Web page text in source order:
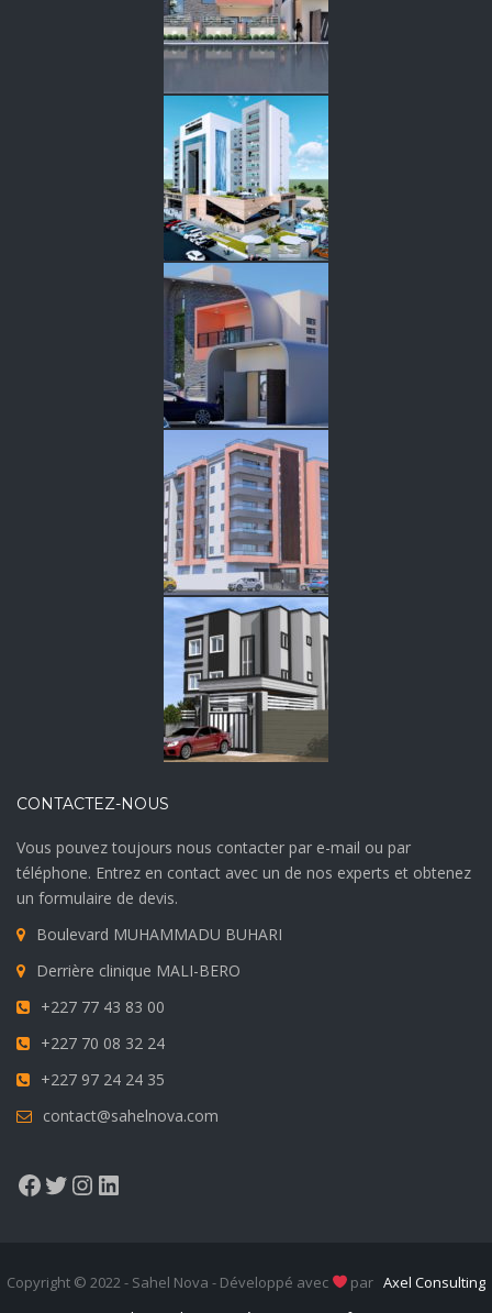
CONTACTEZ-NOUS
Vous pouvez toujours nous contacter par e-mail ou par
téléphone. Entrez en contact avec un de nos experts et obtenez
un formulaire de devis.
Boulevard MUHAMMADU BUHARI
Derrière clinique MALI-BERO
+227 77 43 83 00
+227 70 08 32 24
+227 97 24 24 35
contact@sahelnova.com
Facebook
Twitter
Instagram
LinkedIn
Copyright © 2022 - Sahel Nova - Développé avec parAxel Consulting